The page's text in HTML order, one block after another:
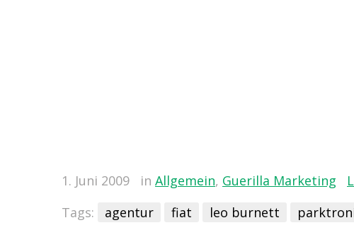
1. Juni 2009 in Allgemein, Guerilla Marketing
Tags:
agentur fiat leo burnett